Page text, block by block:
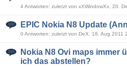
4 Antworten: zuletzt von xXWindowXx, 20.
EPIC Nokia N8 Update
0 Antworten: zuletzt von DeX, 18. Aug 2011
Nokia N8 Ovi maps immer
ich das abstellen?